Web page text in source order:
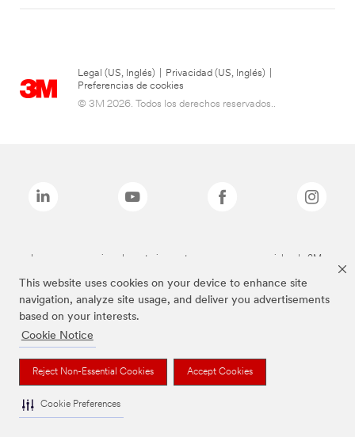
This website uses cookies on your device to enhance site
navigation, analyze site usage, and deliver you advertisements
based on your interests.
Cookie Notice
Reject Non-Essential Cookies Accept Cookies
Cookie Preferences
Legal (US, Inglés) Privacidad (US, Inglés)
Preferencias de cookies
© 3M 2026. Todos los derechos reservados..
Las marcas mencionadas anteriormente son marcas comerciales de 3M.